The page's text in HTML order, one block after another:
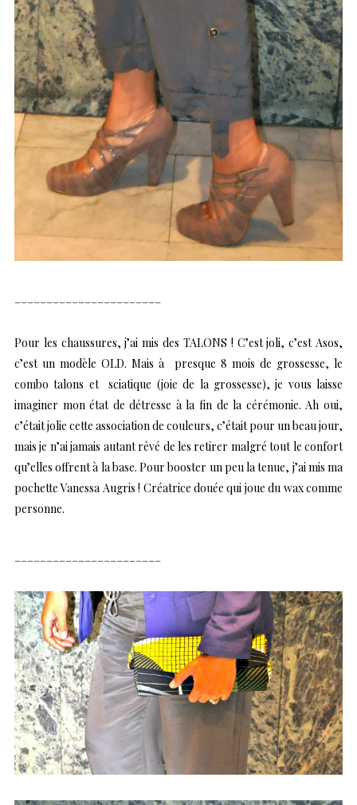
Pour les chaussures, j’ai mis des TALONS ! C’est joli, c’est Asos,
c’est un modèle OLD. Mais à presque 8 mois de grossesse, le
combo talons et sciatique (joie de la grossesse), je vous laisse
imaginer mon état de détresse à la fin de la cérémonie. Ah oui,
c’était jolie cette association de couleurs, c’était pour un beau jour,
mais je n’ai jamais autant rêvé de les retirer malgré tout le confort
qu’elles offrent à la base. Pour booster un peu la tenue, j’ai mis ma
pochette Vanessa Augris ! Créatrice douée qui joue du wax comme
personne.